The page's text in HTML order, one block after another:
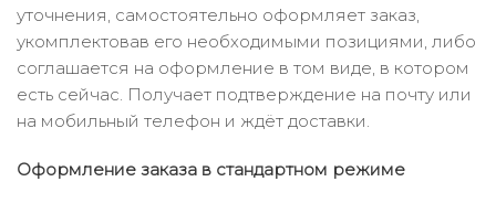
уточнения, самостоятельно оформляет заказ,
укомплектовав его необходимыми позициями, либо
соглашается на оформление в том виде, в котором
есть сейчас. Получает подтверждение на почту или
на мобильный телефон и ждёт доставки.
Оформление заказа в стандартном режиме